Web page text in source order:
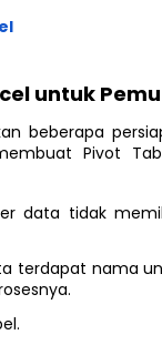
untuk
beberapa
Pivot
data tidak
terdapat nama